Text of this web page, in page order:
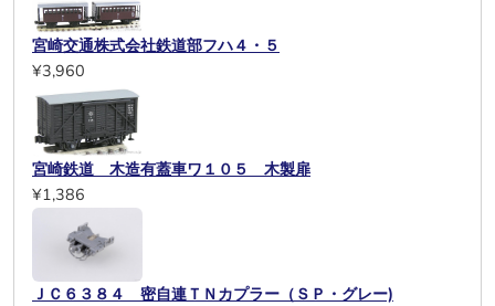
宮崎交通株式会社鉄道部フハ４・５
¥3,960
宮崎鉄道 木造有蓋車ワ１０５ 木製扉
¥1,386
ＪＣ６３８４ 密自連ＴＮカプラー（ＳＰ・グレー)